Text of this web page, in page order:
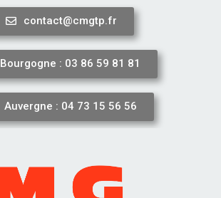
contact@cmgtp.fr
Bourgogne : 03 86 59 81 81
Auvergne : 04 73 15 56 56